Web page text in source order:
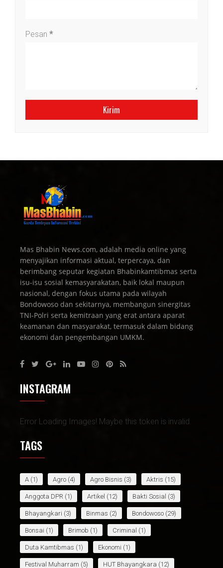
Pesan *
Mas Bhabin News.com, adalah media online yang
menyajikan informasi aktual, terpercaya, dan
berimbang seputar kegiatan Bhabinkamtibmas serta
isu-isu sosial kemasyarakatan, baik lokal maupun
nasional, dengan fokus utama pada wilayah
Bondowoso dan sekitarnya, membangun sinergitas
TNI-Polri serta kemitraan yang erat antara aparat
keamanan dan masyarakat, termasuk dalam bidang
ekonomi dan pengembangan UMKM.
INSTAGRAM
Error Loading Images! Maybe this token is invalid.
TAGS
A (1) Agro (4) Agro Bisnis (3) Aktris (15)
Anggota DPR (1) Artikel (12) Bakti Sosial (3)
Bhayangkari (3) Binmas (2) Bondowoso (29)
Bonsai (1) Brimob (1) Criminal (1)
Duta Kamtibmas (1) Ekonomi (1)
Festival Muharram (5) HUT Bhayangkara (12)